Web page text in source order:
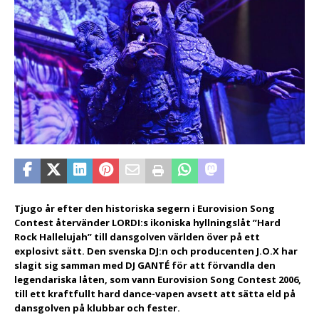
Tjugo år efter den historiska segern i Eurovision Song
Contest återvänder LORDI:s ikoniska hyllningslåt ”Hard
Rock Hallelujah” till dansgolven världen över på ett
explosivt sätt. Den svenska DJ:n och producenten J.O.X har
slagit sig samman med DJ GANTÉ för att förvandla den
legendariska låten, som vann Eurovision Song Contest 2006,
till ett kraftfullt hard dance-vapen avsett att sätta eld på
dansgolven på klubbar och fester.